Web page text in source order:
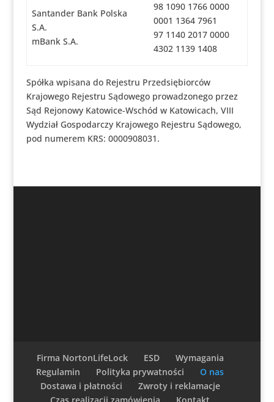
Santander Bank Polska
S.A.
mBank S.A.
98 1090 1766 0000
0001 1364 7961
97 1140 2017 0000
4302 1139 1408
Spółka wpisana do Rejestru Przedsiębiorców
Krajowego Rejestru Sądowego prowadzonego przez
Sąd Rejonowy Katowice-Wschód w Katowicach, VIII
Wydział Gospodarczy Krajowego Rejestru Sądowego,
pod numerem KRS: 0000908031.
Firma NortonLifeLock ESD
Wymagania
Regulamin
Polityka prywatności
O nas
Dostawa i płatności
Zwroty i reklamacje